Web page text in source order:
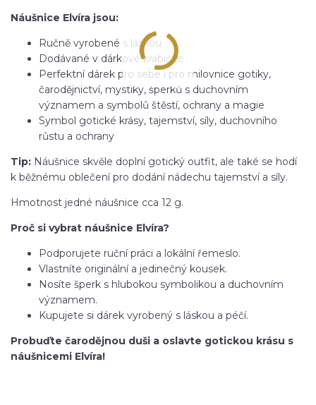
Náušnice Elvíra jsou:
Ručně vyrobené s láskou
Dodávané v dárkové krabičce
Perfektní dárek pro sebe i pro milovnice gotiky,
čarodějnictví, mystiky, šperků s duchovním
významem a symbolů štěstí, ochrany a magie
Symbol gotické krásy, tajemství, síly, duchovního
růstu a ochrany
Tip: Náušnice skvěle doplní gotický outfit, ale také se hodí
k běžnému oblečení pro dodání nádechu tajemství a síly.
Hmotnost jedné náušnice cca 12 g.
Proč si vybrat náušnice Elvíra?
Podporujete ruční práci a lokální řemeslo.
Vlastníte originální a jedinečný kousek.
Nosíte šperk s hlubokou symbolikou a duchovním
významem.
Kupujete si dárek vyrobený s láskou a péčí.
Probuďte čarodějnou duši a oslavte gotickou krásu s
náušnicemi Elvíra!